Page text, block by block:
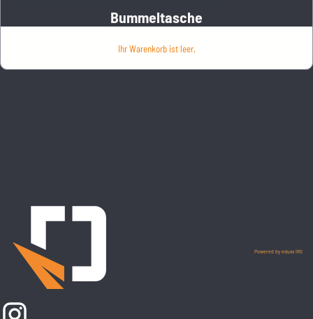
Bummeltasche
Ihr Warenkorb ist leer.
Powered by eduxx iRS